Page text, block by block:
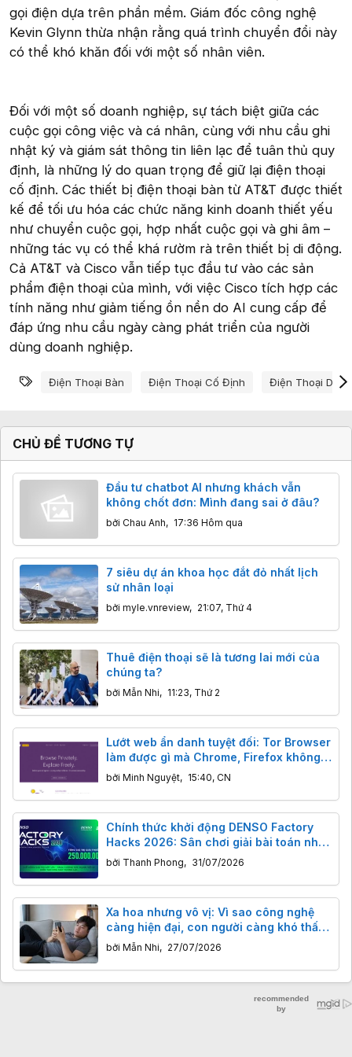
gọi điện dựa trên phần mềm. Giám đốc công nghệ
Kevin Glynn thừa nhận rằng quá trình chuyển đổi này
có thể khó khăn đối với một số nhân viên.
Đối với một số doanh nghiệp, sự tách biệt giữa các
cuộc gọi công việc và cá nhân, cùng với nhu cầu ghi
nhật ký và giám sát thông tin liên lạc để tuân thủ quy
định, là những lý do quan trọng để giữ lại điện thoại
cố định. Các thiết bị điện thoại bàn từ AT&T được thiết
kế để tối ưu hóa các chức năng kinh doanh thiết yếu
như chuyển cuộc gọi, hợp nhất cuộc gọi và ghi âm –
những tác vụ có thể khá rườm rà trên thiết bị di động.
Cả AT&T và Cisco vẫn tiếp tục đầu tư vào các sản
phẩm điện thoại của mình, với việc Cisco tích hợp các
tính năng như giảm tiếng ồn nền do AI cung cấp để
đáp ứng nhu cầu ngày càng phát triển của người
dùng doanh nghiệp.
Từ khóa
Điện Thoại Bàn Điện Thoại Cố Định Điện Thoại
CHỦ ĐỀ TƯƠNG TỰ
Đầu tư chatbot AI nhưng khách vẫn
không chốt đơn: Mình đang sai ở đâu?
bởi Chau Anh, 17:36 Hôm qua
7 siêu dự án khoa học đắt đỏ nhất lịch
sử nhân loại
bởi myle.vnreview, 21:07, Thứ 4
Thuê điện thoại sẽ là tương lai mới của
chúng ta?
bởi Mẫn Nhi, 11:23, Thứ 2
Lướt web ẩn danh tuyệt đối: Tor Browser
làm được gì mà Chrome, Firefox không
thể?
bởi Minh Nguyệt, 15:40, CN
Chính thức khởi động DENSO Factory
Hacks 2026: Sân chơi giải bài toán nhà
máy thông minh cho giới trẻ Việt
bởi Thanh Phong, 31/07/2026
Xa hoa nhưng vô vị: Vì sao công nghệ
càng hiện đại, con người càng khó thấy
vui?
bởi Mẫn Nhi, 27/07/2026